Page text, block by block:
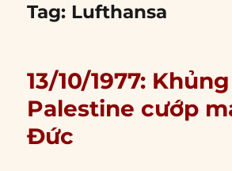
Tag: Lufthansa
13/10/1977:
Palestine cướp
Đức